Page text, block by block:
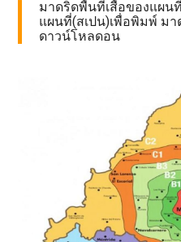
มาดริดพื้นที่เสื้อของแผน
แผนที่(สเปน)เพื่อพิมพ์ ม
ดาวน์โหลดอน